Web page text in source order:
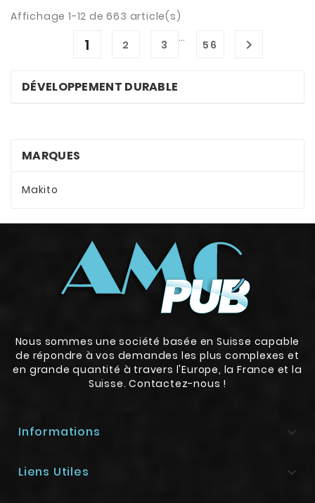
Affichage 1-12 de 663 article(s)
1 2 3
…
56 
DÉVELOPPEMENT DURABLE
MARQUES
Makito
Nous sommes une société basée en Suisse capable
de répondre à vos demandes les plus complexes et
en grande quantité à travers l'Europe, la France et la
Suisse. Contactez-nous !
Informations 
Liens Utiles 